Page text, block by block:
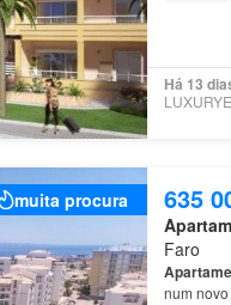
Há 13
muita procura 635
Faro
num